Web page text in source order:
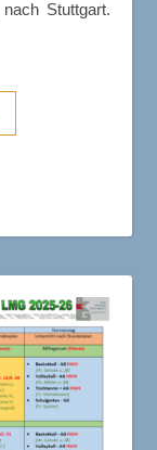
Stuttgart.